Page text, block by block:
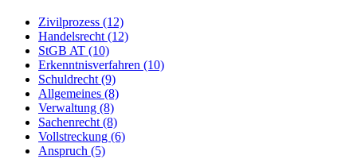
Zivilprozess (12)
Handelsrecht (12)
StGB AT (10)
Erkenntnisverfahren (10)
Schuldrecht (9)
Allgemeines (8)
Verwaltung (8)
Sachenrecht (8)
Vollstreckung (6)
Anspruch (5)